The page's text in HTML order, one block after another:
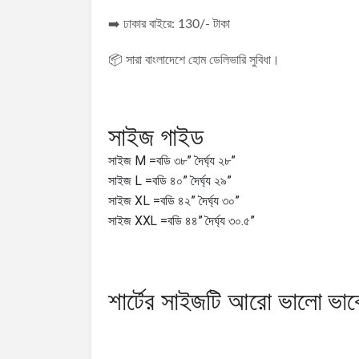
➡️ ঢাকার বাইরে: 130/- টাকা
📦 সারা বাংলাদেশে হোম ডেলিভারি সুবিধা।
সাইজ গাইড
সাইজ M =বডি ৩৮” দৈর্ঘ্য ২৮”
সাইজ L =বডি ৪০” দৈর্ঘ্য ২৯”
সাইজ XL =বডি ৪২” দৈর্ঘ্য ৩০”
সাইজ XXL =বডি ৪৪” দৈর্ঘ্য ৩০.৫”
শার্টের সাইজটি আরো ভালো